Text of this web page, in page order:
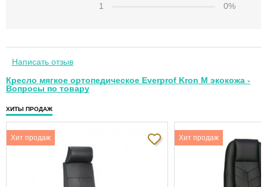
1
0%
Написать отзыв
Кресло мягкое ортопедическое Everprof Kron M экокожа -
Вопросы по товару
ХИТЫ ПРОДАЖ
Хит продаж Хит продаж